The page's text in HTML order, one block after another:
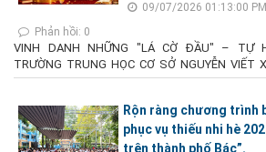
09/07/2026 01:13:00 PM
Phản hồi: 0
VINH DANH NHỮNG "LÁ CỜ ĐẦU" – TỰ
TRƯỜNG TRUNG HỌC CƠ SỞ NGUYỄN VIẾT
Rộn ràng chương trình
phục vụ thiếu nhi hè
trên thành phố Bác”.